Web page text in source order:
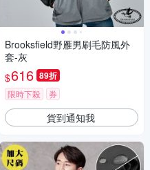
Brooksfield野雁男刷毛防風外
套-灰
$616 89折
限時下殺 券
貨到通知我